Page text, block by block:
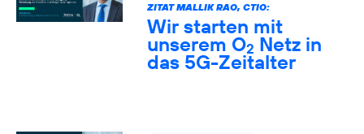
ZITAT MALLIK RAO, CTIO:
Wir starten mit
unserem O2 Netz in
das 5G-Zeitalter